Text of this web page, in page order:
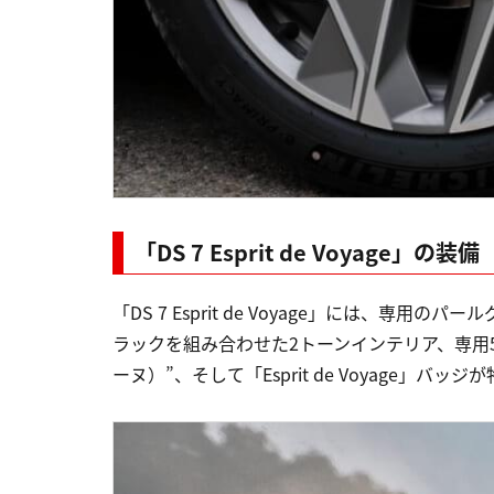
「DS 7 Esprit de Voyage」の装備
「DS 7 Esprit de Voyage」には、専用のパー
ラックを組み合わせた2トーンインテリア、専
ーヌ）”、そして「Esprit de Voyage」バッジ